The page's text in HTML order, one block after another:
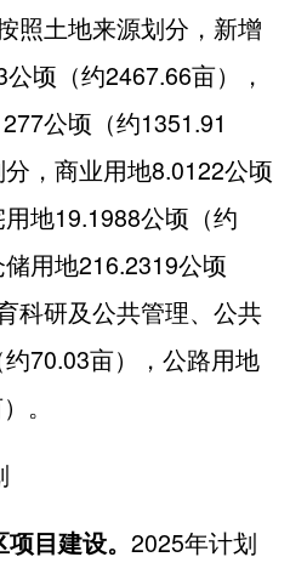
照土地来源划分，新增
顷（约2467.66亩），
公顷（约1351.91
，商业用地8.0122公顷
用地19.1988公顷（约
用地216.2319公顷
科研及公共管理、公共
70.03亩），公路用地
。
项目建设。 2025年计划